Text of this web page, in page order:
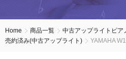
Home 商品一覧
中古アップライトピア
売約済み(中古アップライト)
YAMAHA